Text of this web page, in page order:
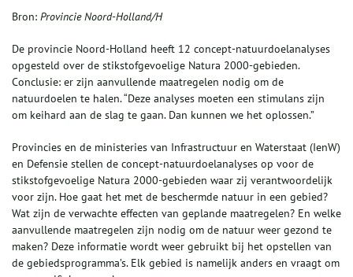
Bron: Provincie Noord-Holland/H
De provincie Noord-Holland heeft 12 concept-natuurdoelanalyses
opgesteld over de stikstofgevoelige Natura 2000-gebieden.
Conclusie: er zijn aanvullende maatregelen nodig om de
natuurdoelen te halen. “Deze analyses moeten een stimulans zijn
om keihard aan de slag te gaan. Dan kunnen we het oplossen.”
Provincies en de ministeries van Infrastructuur en Waterstaat (IenW)
en Defensie stellen de concept-natuurdoelanalyses op voor de
stikstofgevoelige Natura 2000-gebieden waar zij verantwoordelijk
voor zijn. Hoe gaat het met de beschermde natuur in een gebied?
Wat zijn de verwachte effecten van geplande maatregelen? En welke
aanvullende maatregelen zijn nodig om de natuur weer gezond te
maken? Deze informatie wordt weer gebruikt bij het opstellen van
de gebiedsprogramma’s. Elk gebied is namelijk anders en vraagt om